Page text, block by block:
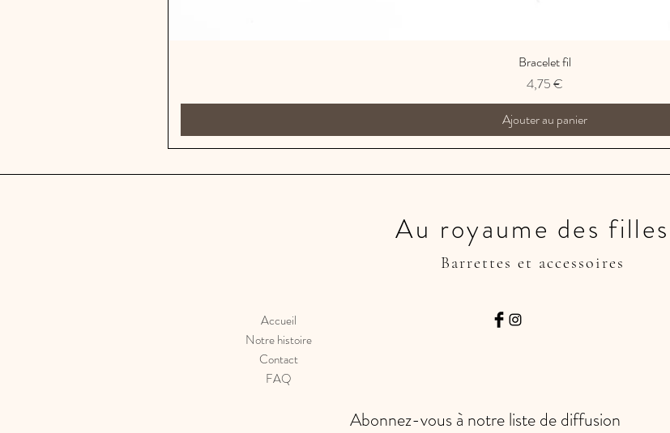
Bracelet fil
Prix
4,75 €
Ajouter au panier
Au royaume des filles
Barrettes et accessoires
Accueil
Notre histoire
Contact
FAQ
Abonnez-vous à notre liste de diffusion